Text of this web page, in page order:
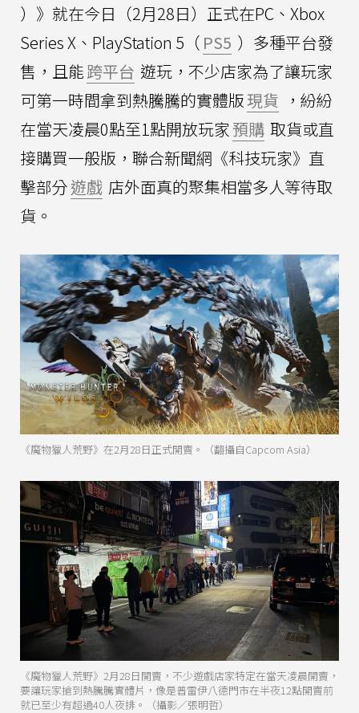
）》就在今日（2月28日）正式在PC、Xbox
Series X、PlayStation 5（ PS5 ）多種平台發
售，且能跨平台 遊玩，不少店家為了讓玩家
可第一時間拿到熱騰騰的實體版現貨 ，紛紛
在當天凌晨0點至1點開放玩家預購 取貨或直
接購買一般版，聯合新聞網《科技玩家》直
擊部分遊戲 店外面真的聚集相當多人等待取
貨。
《魔物獵人荒野》在2月28日正式開賣。（翻攝自Capcom Asia）
《魔物獵人荒野》2月28日開賣，不少遊戲店家特定在當天凌晨開賣，
要讓玩家搶到熱騰騰實體片，像是普雷伊八德門市在半夜12點開賣前
就已至少有超過40人夜排。（攝影／張明哲）